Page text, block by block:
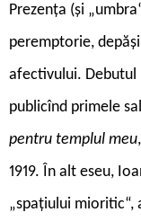
Prezența (și
peremptorie,
afectivului. Debutul
publicînd primele
pentru templul meu
1919. În alt eseu,
„spațiului mioritic“,